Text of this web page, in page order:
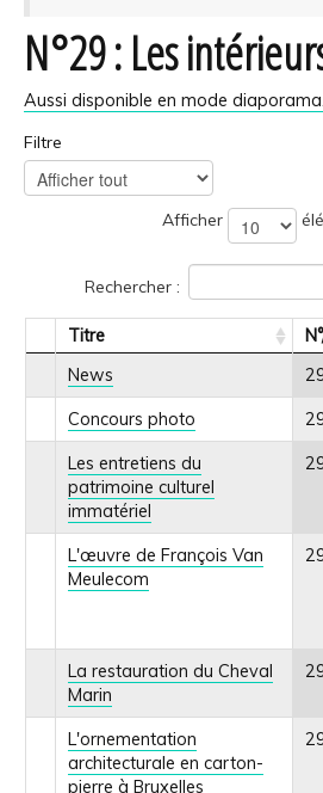
N°29 : Les
Aussi disponible en mode
Filtre
Afficher
Rechercher :
Titre
News
Concours photo
Les entretiens du
patrimoine culturel
immatériel
L'œuvre de François Van
Meulecom
La restauration du Cheval
Marin
L'ornementation
architecturale en carton-
pierre à Bruxelles